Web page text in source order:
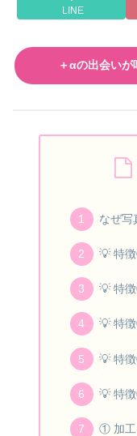
LINE
＋αの出会いが
なぜ写
💡 特
💡 特
💡 特
💡 特
💡 特
① 加工